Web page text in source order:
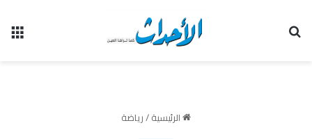
الرئيسية/رياضة